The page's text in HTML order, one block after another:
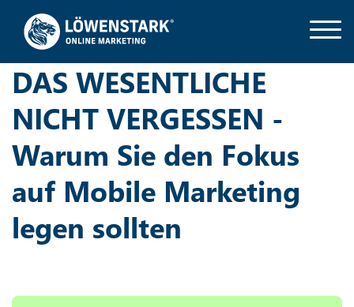
DAS WESENTLICHE
NICHT VERGESSEN -
Warum Sie den Fokus
auf Mobile Marketing
legen sollten